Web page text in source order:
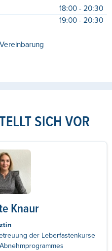
18:00 - 20:30
19:00 - 20:30
SICH VOR
Knaur
der Leberfastenkurse